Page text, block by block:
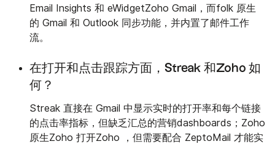
Email Insights 和 eWidgetZoho Gmail，而folk 原生
的 Gmail 和 Outlook 同步功能，并内置了邮件工作
流。
在打开和点击跟踪方面，Streak 和Zoho 如
何？
Streak 直接在 Gmail 中显示实时的打开率和每个链接
的点击率指标，但缺乏汇总的营销dashboards；Zoho
原生Zoho 打开Zoho ，但需要配合 ZeptoMail 才能实